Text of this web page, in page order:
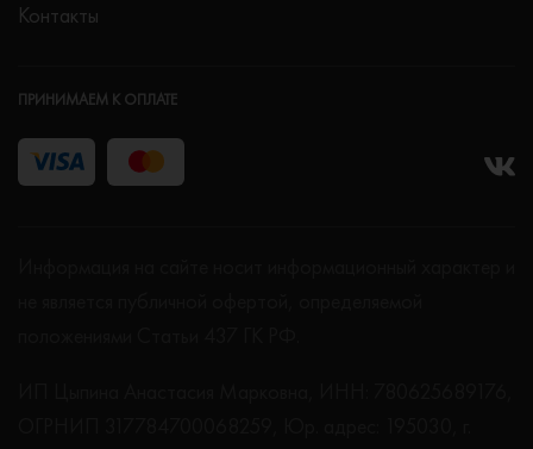
Контакты
ПРИНИМАЕМ К ОПЛАТЕ